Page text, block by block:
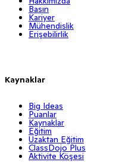
Basın
Kariyer
Mühendislik
Erişebilirlik
Kaynaklar
Big Ideas
Puanlar
Kaynaklar
Eğitim
Uzaktan Eğitim
ClassDojo Plus
Aktivite Köşesi